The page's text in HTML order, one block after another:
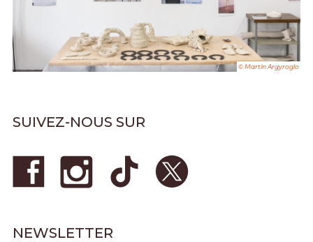
© Martin Argyroglo
SUIVEZ-NOUS SUR
NEWSLETTER